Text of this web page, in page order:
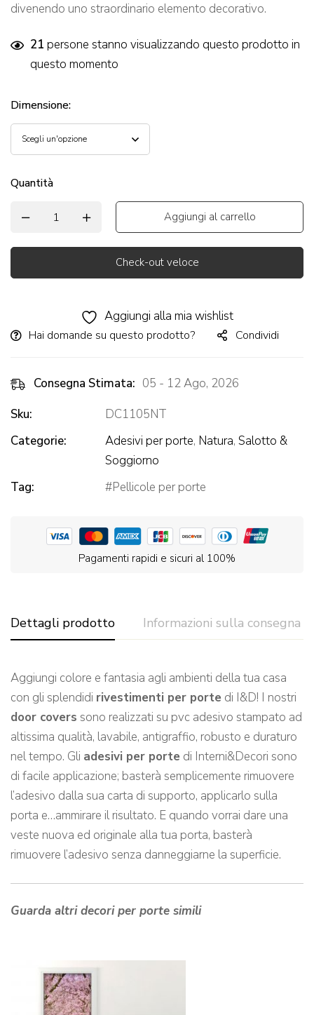
divenendo uno straordinario elemento decorativo.
21 persone stanno visualizzando questo prodotto in
questo momento
Dimensione:
Quantità
Aggiungi al carrello
Check-out veloce
Aggiungi alla mia wishlist
Hai domande su questo prodotto? Condividi
Consegna Stimata: 05 - 12 Ago, 2026
Sku:
DC1105NT
Categorie:
Adesivi per porte, Natura, Salotto &
Soggiorno
Tag:
Pellicole per porte
Pagamenti rapidi e sicuri al 100%
Dettagli prodotto Informazioni sulla consegna
Aggiungi colore e fantasia agli ambienti della tua casa
con gli splendidi rivestimenti per porte di I&D! I nostri
door covers sono realizzati su pvc adesivo stampato ad
altissima qualità, lavabile, antigraffio, robusto e duraturo
nel tempo. Gli adesivi per porte di Interni&Decori sono
di facile applicazione; basterà semplicemente rimuovere
l’adesivo dalla sua carta di supporto, applicarlo sulla
porta e…ammirare il risultato. E quando vorrai dare una
veste nuova ed originale alla tua porta, basterà
rimuovere l’adesivo senza danneggiarne la superficie.
Guarda altri decori per porte simili